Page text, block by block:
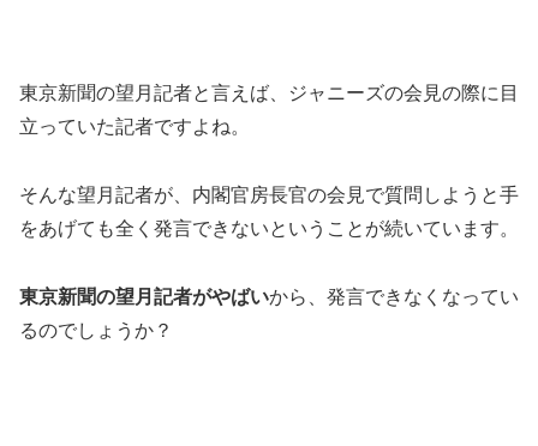
東京新聞の望月記者と言えば、ジャニーズの会見の際に目
立っていた記者ですよね。
そんな望月記者が、内閣官房長官の会見で質問しようと手
をあげても全く発言できないということが続いています。
東京新聞の望月記者がやばいから、 発言できなくなってい
るのでしょうか？